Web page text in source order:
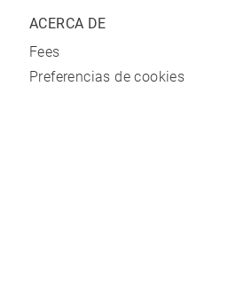
ACERCA DE
Fees
Preferencias de cookies